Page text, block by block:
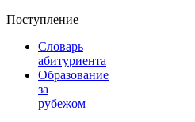
Поступление
Словарь
абитуриента
Образование
за
рубежом